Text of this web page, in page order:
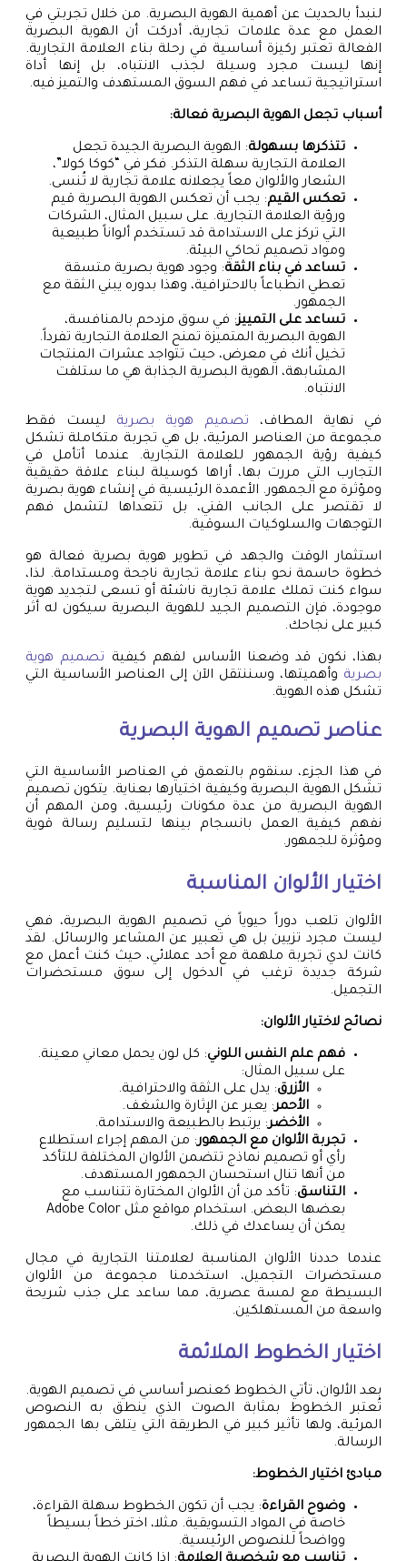
لنبدأ بالحديث عن أهمية الهوية البصرية. من خلال تجربتي في
العمل مع عدة علامات تجارية، أدركت أن الهوية البصرية
الفعالة تعتبر ركيزة أساسية في رحلة بناء العلامة التجارية.
إنها ليست مجرد وسيلة لجذب الانتباه، بل إنها أداة
استراتيجية تساعد في فهم السوق المستهدف والتميز فيه.
أسباب تجعل الهوية البصرية فعالة:
تتذكرها بسهولة: الهوية البصرية الجيدة تجعل
العلامة التجارية سهلة التذكر. فكر في “كوكا كولا”،
الشعار والألوان معاً يجعلانه علامة تجارية لا تُنسى.
تعكس القيم: يجب أن تعكس الهوية البصرية قيم
ورؤية العلامة التجارية. على سبيل المثال، الشركات
التي تركز على الاستدامة قد تستخدم ألواناً طبيعية
ومواد تصميم تحاكي البيئة.
تساعد في بناء الثقة: وجود هوية بصرية متسقة
تعطي انطباعاً بالاحترافية، وهذا بدوره يبني الثقة مع
الجمهور.
تساعد على التمييز: في سوق مزدحم بالمنافسة،
الهوية البصرية المتميزة تمنح العلامة التجارية تفرداً.
تخيل أنك في معرض، حيث تتواجد عشرات المنتجات
المشابهة، الهوية البصرية الجذابة هي ما ستلفت
الانتباه.
في نهاية المطاف، تصميم هوية بصرية ليست فقط
مجموعة من العناصر المرئية، بل هي تجربة متكاملة تشكل
كيفية رؤية الجمهور للعلامة التجارية. عندما أتأمل في
التجارب التي مررت بها، أراها كوسيلة لبناء علاقة حقيقية
ومؤثرة مع الجمهور. الأعمدة الرئيسية في إنشاء هوية بصرية
لا تقتصر على الجانب الفني، بل تتعداها لتشمل فهم
التوجهات والسلوكيات السوقية.
استثمار الوقت والجهد في تطوير هوية بصرية فعالة هو
خطوة حاسمة نحو بناء علامة تجارية ناجحة ومستدامة. لذا،
سواء كنت تملك علامة تجارية ناشئة أو تسعى لتجديد هوية
موجودة، فإن التصميم الجيد للهوية البصرية سيكون له أثر
كبير على نجاحك.
بهذا، نكون قد وضعنا الأساس لفهم كيفية تصميم هوية
بصرية وأهميتها، وسننتقل الآن إلى العناصر الأساسية التي
تشكل هذه الهوية.
عناصر تصميم الهوية البصرية
في هذا الجزء، سنقوم بالتعمق في العناصر الأساسية التي
تشكل الهوية البصرية وكيفية اختيارها بعناية. يتكون تصميم
الهوية البصرية من عدة مكونات رئيسية، ومن المهم أن
نفهم كيفية العمل بانسجام بينها لتسليم رسالة قوية
ومؤثرة للجمهور.
اختيار الألوان المناسبة
الألوان تلعب دوراً حيوياً في تصميم الهوية البصرية، فهي
ليست مجرد تزيين بل هي تعبير عن المشاعر والرسائل. لقد
كانت لدي تجربة ملهمة مع أحد عملائي، حيث كنت أعمل مع
شركة جديدة ترغب في الدخول إلى سوق مستحضرات
التجميل.
نصائح لاختيار الألوان:
فهم علم النفس اللوني: كل لون يحمل معاني معينة.
على سبيل المثال:
الأزرق: يدل على الثقة والاحترافية.
الأحمر: يعبر عن الإثارة والشغف.
الأخضر: يرتبط بالطبيعة والاستدامة.
تجربة الألوان مع الجمهور: من المهم إجراء استطلاع
رأي أو تصميم نماذج تتضمن الألوان المختلفة للتأكد
من أنها تنال استحسان الجمهور المستهدف.
التناسق: تأكد من أن الألوان المختارة تتناسب مع
بعضها البعض. استخدام مواقع مثل Adobe Color
يمكن أن يساعدك في ذلك.
عندما حددنا الألوان المناسبة لعلامتنا التجارية في مجال
مستحضرات التجميل، استخدمنا مجموعة من الألوان
البسيطة مع لمسة عصرية، مما ساعد على جذب شريحة
واسعة من المستهلكين.
اختيار الخطوط الملائمة
بعد الألوان، تأتي الخطوط كعنصر أساسي في تصميم الهوية.
تُعتبر الخطوط بمثابة الصوت الذي ينطق به النصوص
المرئية، ولها تأثير كبير في الطريقة التي يتلقى بها الجمهور
الرسالة.
مبادئ اختيار الخطوط:
وضوح القراءة: يجب أن تكون الخطوط سهلة القراءة،
خاصة في المواد التسويقية. مثلا، اختر خطاً بسيطاً
وواضحاً للنصوص الرئيسية.